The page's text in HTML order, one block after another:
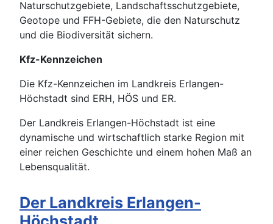
Naturschutzgebiete, Landschaftsschutzgebiete,
Geotope und FFH-Gebiete, die den Naturschutz
und die Biodiversität sichern.
Kfz-Kennzeichen
Die Kfz-Kennzeichen im Landkreis Erlangen-
Höchstadt sind ERH, HÖS und ER.
Der Landkreis Erlangen-Höchstadt ist eine
dynamische und wirtschaftlich starke Region mit
einer reichen Geschichte und einem hohen Maß an
Lebensqualität.
Der Landkreis Erlangen-